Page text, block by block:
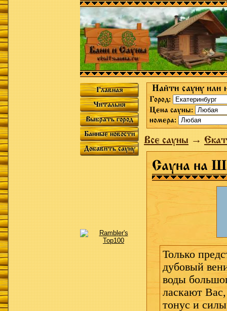
Главная
Читальня
Выбрать город
Банные новости
Добавить сауну
Найти сауну или
Город:
Цена сауны:
номера:
Все сауны→
Сауна на
Только
дубовый
воды
ласкают
тонус и